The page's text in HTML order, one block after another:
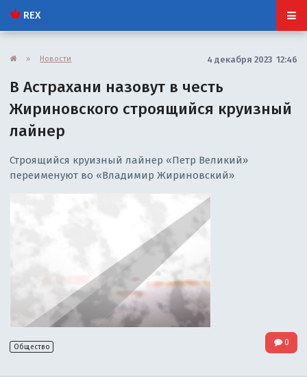
REX
» Новости 4 декабря 2023 12:46
В Астрахани назовут в честь
Жириновского строящийся круизный
лайнер
Строящийся круизный лайнер «Петр Великий»
переименуют во «Владимир Жириновский»
Общество 0